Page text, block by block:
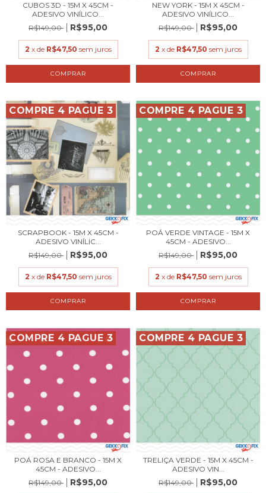
CUBOS 3D - 15M X 45CM -
ADESIVO VINÍLICO...
R$149,00
R$95,00
2 x de R$47,50 sem juros
NEW YORK - 15M X 45CM -
ADESIVO VINÍLICO...
R$149,00
R$95,00
2 x de R$47,50 sem juros
COMPRE 4 PAGUE 3
SCRAPBOOK - 15M X 45CM -
ADESIVO VINÍLIC...
R$149,00
R$95,00
2 x de R$47,50 sem juros
COMPRE 4 PAGUE 3
POÁ VERDE VINTAGE - 15M X
45CM - ADESIVO...
R$149,00
R$95,00
2 x de R$47,50 sem juros
COMPRE 4 PAGUE 3
POÁ ROSA E BRANCO - 15M X
45CM - ADESIVO...
R$149,00
R$95,00
COMPRE 4 PAGUE 3
TRELIÇA VERDE - 15M X 45CM -
ADESIVO VIN...
R$149,00
R$95,00